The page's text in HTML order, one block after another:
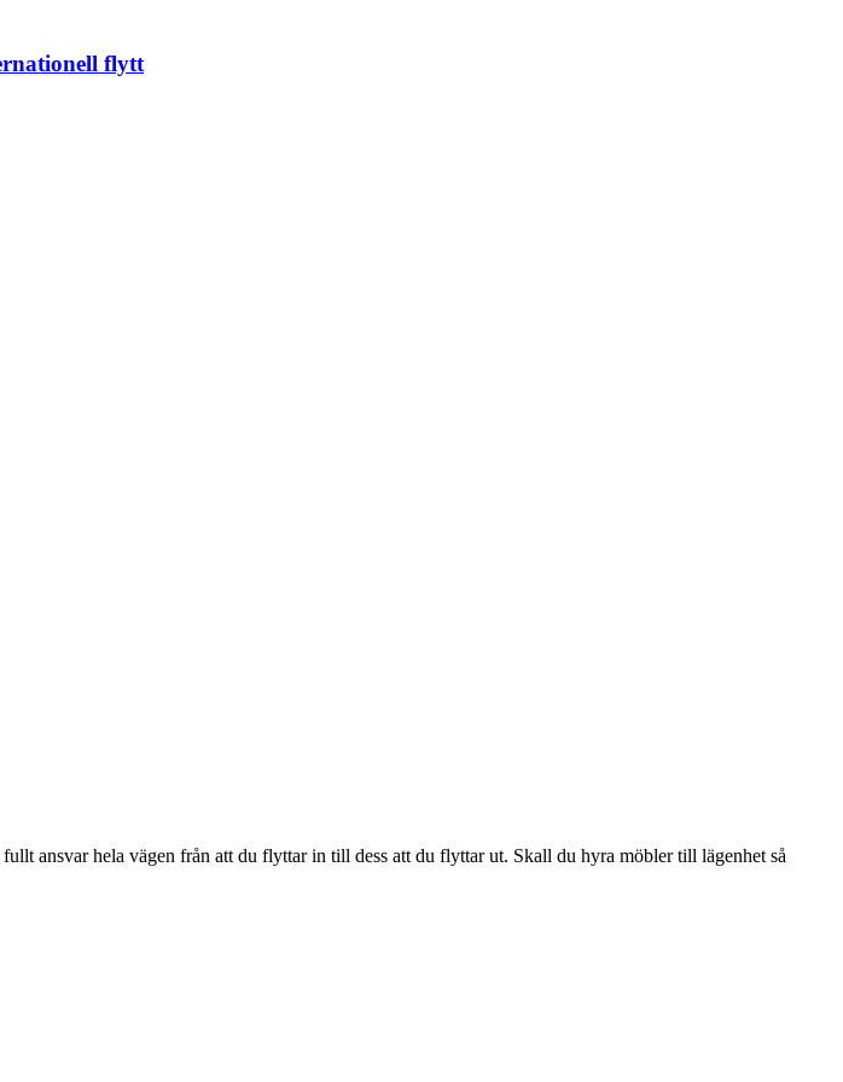
flytt
ansvar hela vägen från att du flyttar in till dess att du flyttar ut. Skall du hyra möbler till lägenhet så